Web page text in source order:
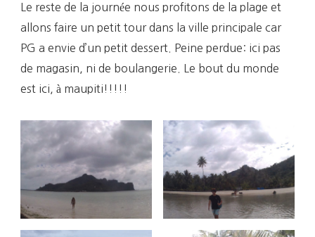
Le reste de la journée nous profitons de la plage et
allons faire un petit tour dans la ville principale car
PG a envie d’un petit dessert. Peine perdue: ici pas
de magasin, ni de boulangerie. Le bout du monde
est ici, à maupiti!!!!!